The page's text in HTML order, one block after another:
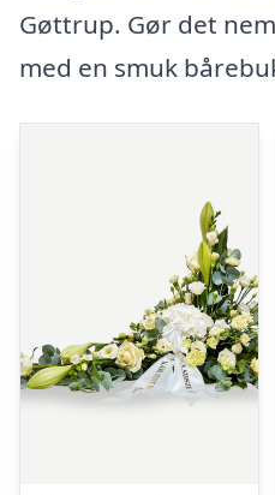
Gøttrup. Gør det
med en smuk